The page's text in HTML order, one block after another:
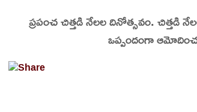
Skip
content
On This Day
Today in History | On This Day
ప్రపంచ చిత్తడి నేలల దినోత్సవం.చిత్తడి
ఒప్పందంగా